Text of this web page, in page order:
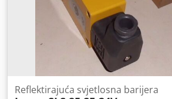
Reflektirajuća svjetlosna barijera